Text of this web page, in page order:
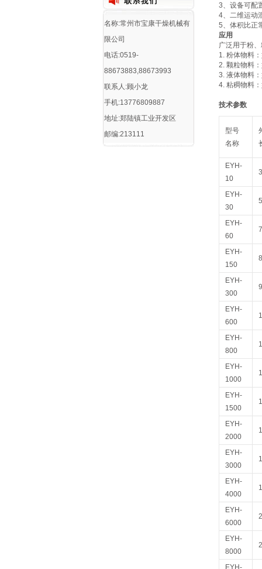
名称:常州市宝康干燥机械有
限公司
电话:0519-
88673883,88673993
联系人:顾小龙
手机:13776809887
地址:郑陆镇工业开发区
邮编:213111
3、设备可配
4、二维运动
5、体积比正
应用
广泛用于粉
1. 粉体物料
2. 颗粒物料
3. 液体物料
4. 粘稠物料
技术参数
型号
名称
EYH-
10
EYH-
30
EYH-
60
EYH-
150
EYH-
300
EYH-
600
EYH-
800
EYH-
1000
EYH-
1500
EYH-
2000
EYH-
3000
EYH-
4000
EYH-
6000
EYH-
8000
EYH-